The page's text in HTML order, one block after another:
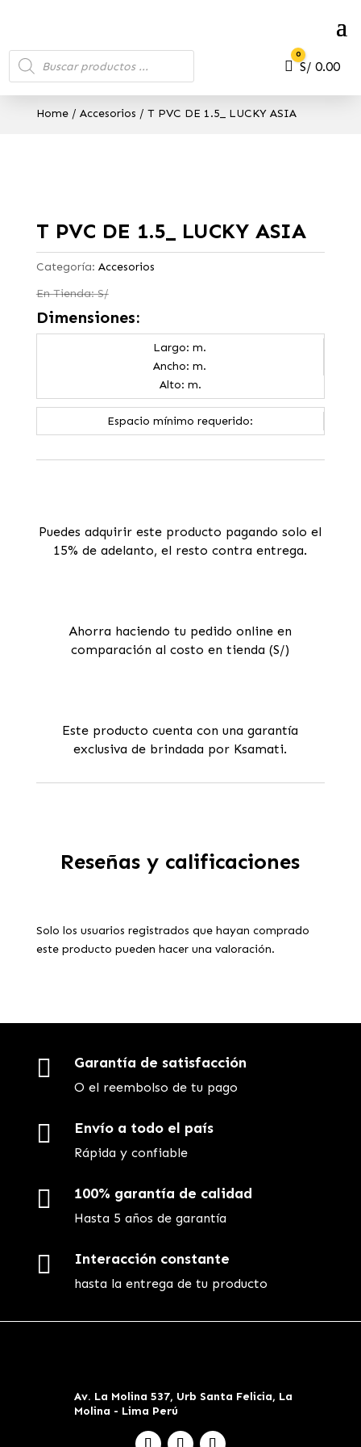
Búsqueda
de
productos
Carro
0
S/0.00
Home/ Accesorios / T PVC DE 1.5_ LUCKY ASIA
T PVC DE 1.5_ LUCKY ASIA
Categoría: Accesorios
En Tienda: S/
Dimensiones:
Largo: m.
Ancho: m.
Alto: m.
Espacio mínimo requerido:
Puedes adquirir este producto pagando solo el
15% de adelanto, el resto contra entrega.
Ahorra haciendo tu pedido online en
comparación al costo en tienda (S/)
Este producto cuenta con una garantía
exclusiva de brindada por Ksamati.
Reseñas y calificaciones
Solo los usuarios registrados que hayan comprado
este producto pueden hacer una valoración.
 Garantía de satisfacción
O el reembolso de tu pago
 Envío a todo el país
Rápida y confiable
 100% garantía de calidad
Hasta 5 años de garantía
 Interacción constante
hasta la entrega de tu producto
Av. La Molina 537, Urb Santa Felicia, La
Molina - Lima Perú